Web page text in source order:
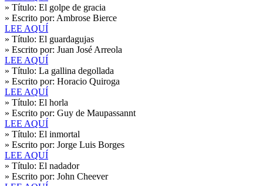
» Título: El golpe de gracia
» Escrito por: Ambrose Bierce
LEE AQUÍ
» Título: El guardagujas
» Escrito por: Juan José Arreola
LEE AQUÍ
» Título: La gallina degollada
» Escrito por: Horacio Quiroga
LEE AQUÍ
» Título: El horla
» Escrito por: Guy de Maupassannt
LEE AQUÍ
» Título: El inmortal
» Escrito por: Jorge Luis Borges
LEE AQUÍ
» Título: El nadador
» Escrito por: John Cheever